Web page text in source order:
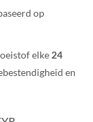
op
elke 24
en